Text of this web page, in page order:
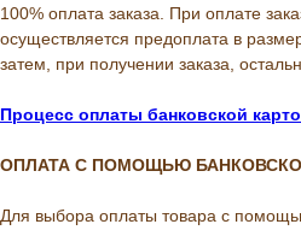
100% оплата заказа. При оплате
осуществляется предоплата в
затем, при получении заказа,
Процесс оплаты банковской
ОПЛАТА С ПОМОЩЬЮ
Для выбора оплаты товара с